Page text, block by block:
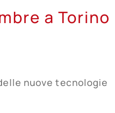
a Torino
nuove tecnologie